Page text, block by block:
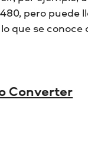
pero puede
que se conoce
Converter